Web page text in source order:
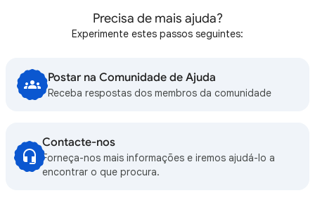
Precisa de mais ajuda?
Experimente estes passos seguintes:
Postar na Comunidade de Ajuda
Receba respostas dos membros da comunidade
Contacte-nos
Forneça-nos mais informações e iremos ajudá-lo a
encontrar o que procura.